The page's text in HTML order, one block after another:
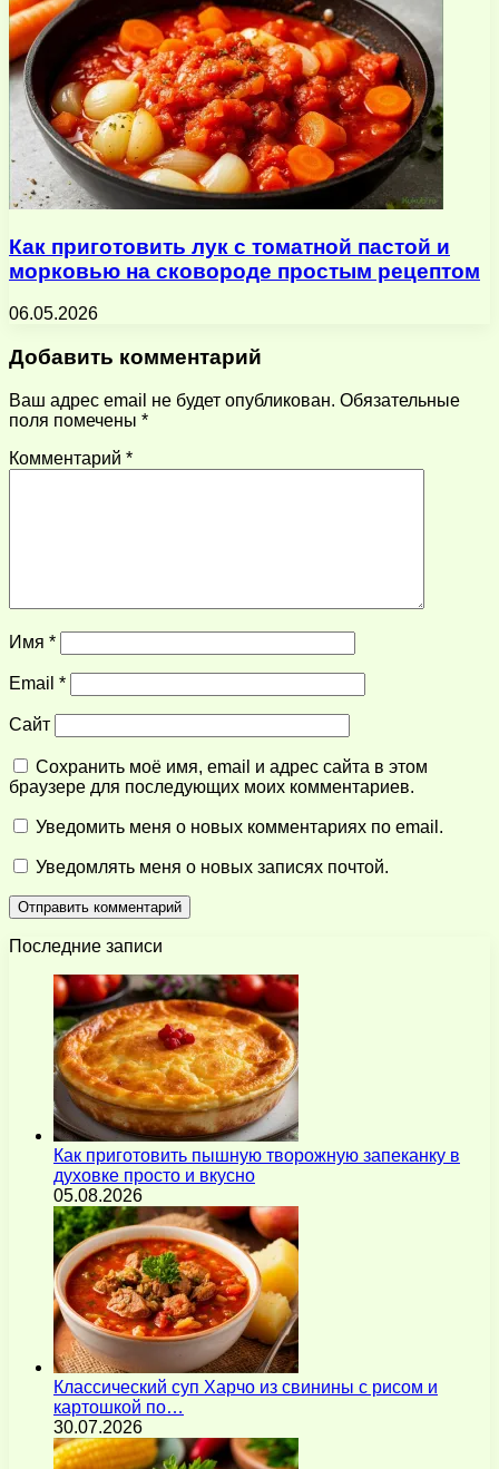
Как приготовить лук с томатной пастой и
морковью на сковороде простым рецептом
06.05.2026
Добавить комментарий
Ваш адрес email не будет опубликован. Обязательные
поля помечены *
Комментарий *
Имя *
Email *
Сайт
Сохранить моё имя, email и адрес сайта в этом
браузере для последующих моих комментариев.
Уведомить меня о новых комментариях по email.
Уведомлять меня о новых записях почтой.
Последние записи
Как приготовить пышную творожную запеканку в
духовке просто и вкусно
05.08.2026
Классический суп Харчо из свинины с рисом и
картошкой по…
30.07.2026